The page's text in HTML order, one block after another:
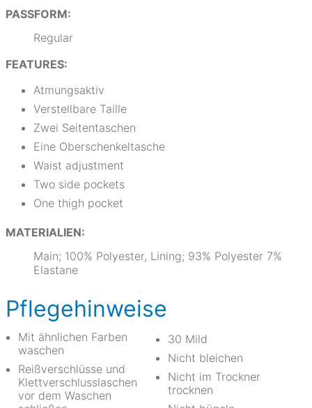
PASSFORM:
Regular
FEATURES:
Atmungsaktiv
Verstellbare Taille
Zwei Seitentaschen
Eine Oberschenkeltasche
Waist adjustment
Two side pockets
One thigh pocket
MATERIALIEN:
Main; 100% Polyester, Lining; 93% Polyester 7%
Elastane
Pflegehinweise
Mit ähnlichen Farben
waschen
Reißverschlüsse und
Klettverschlusslaschen
vor dem Waschen
30 Mild
Nicht bleichen
Nicht im Trockner
trocknen